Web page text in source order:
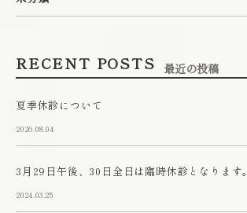
RECENT POSTS 最近の投稿
夏季休診について
2026.08.04
3月29日午後、30日全日は臨時休診となります。
2024.03.25